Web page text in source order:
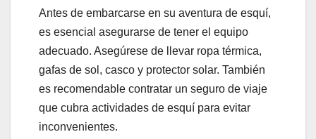
Antes de embarcarse en su aventura de esquí,
es esencial asegurarse de tener el equipo
adecuado. Asegúrese de llevar ropa térmica,
gafas de sol, casco y protector solar. También
es recomendable contratar un seguro de viaje
que cubra actividades de esquí para evitar
inconvenientes.